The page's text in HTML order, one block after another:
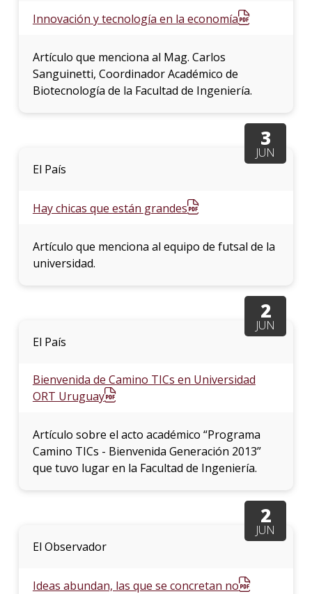
Innovación y tecnología en la economía
Artículo que menciona al Mag. Carlos
Sanguinetti, Coordinador Académico de
Biotecnología de la Facultad de Ingeniería.
3
JUN
El País
Hay chicas que están grandes
Artículo que menciona al equipo de futsal de la
universidad.
2
JUN
El País
Bienvenida de Camino TICs en Universidad
ORT Uruguay
Artículo sobre el acto académico “Programa
Camino TICs - Bienvenida Generación 2013”
que tuvo lugar en la Facultad de Ingeniería.
2
JUN
El Observador
Ideas abundan, las que se concretan no